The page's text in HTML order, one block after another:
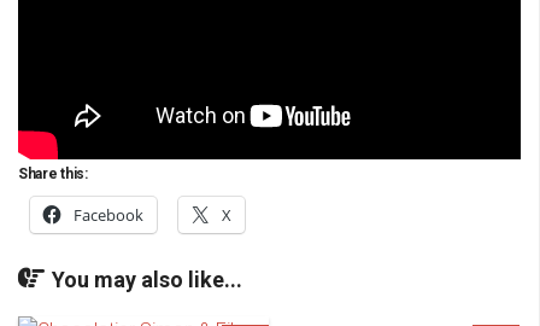
Share this:
Facebook X
You may also like...